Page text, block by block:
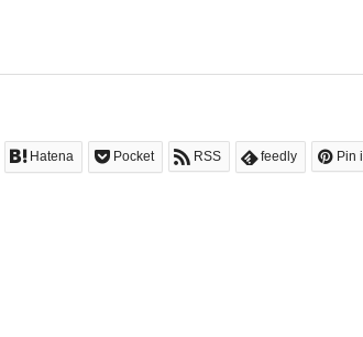
Hatena Pocket RSS feedly Pin